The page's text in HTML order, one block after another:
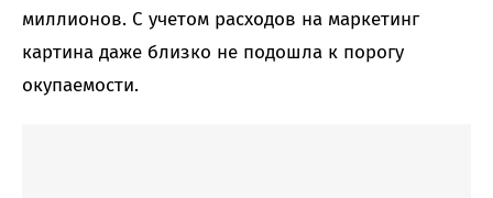
миллионов. С учетом расходов на маркетинг
картина даже близко не подошла к порогу
окупаемости.